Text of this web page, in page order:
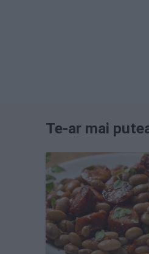
Te-ar mai